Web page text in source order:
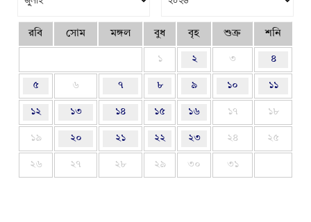
রবি সোম মঙ্গল বুধ বৃহ শুক্র শনি
১ ২ ৩ ৪
৫ ৬ ৭ ৮ ৯ ১০ ১১
১২ ১৩ ১৪ ১৫ ১৬ ১৭ ১৮
১৯ ২০ ২১ ২২ ২৩ ২৪ ২৫
২৬ ২৭ ২৮ ২৯ ৩০ ৩১